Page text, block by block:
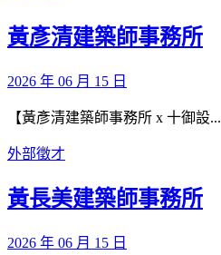
黃彥清建築師事務所
2026 年 06 月 15 日
【黃彥清建築師事務所 x 十御設...
外部徵才
黃長美建築師事務所
2026 年 06 月 15 日